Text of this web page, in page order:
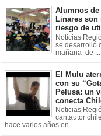
Alumnos de
Linares son
riesgo de
Noticias
se desarrolló
mañana de ...
El Mulu
con su
Pelusa: un
conecta
Noticias
cantautor
hace varios años en ...